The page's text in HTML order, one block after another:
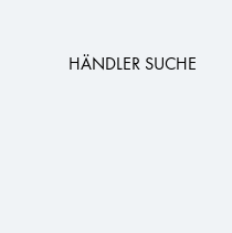
HÄNDLER SUCHE